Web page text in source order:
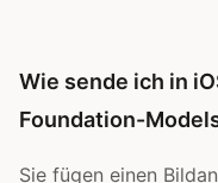
Wie sende ich in
Foundation-
Sie fügen einen